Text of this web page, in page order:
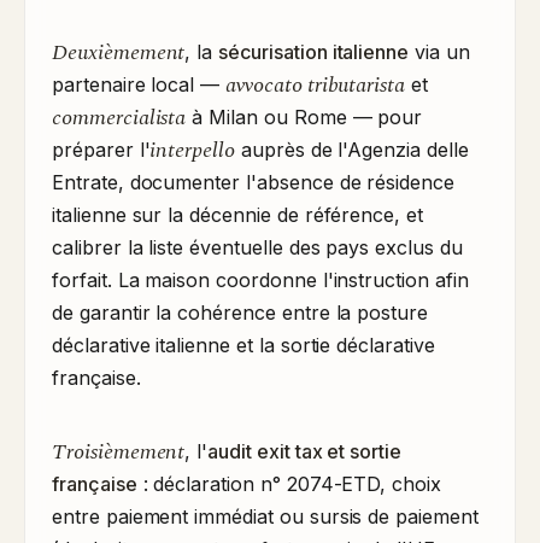
Deuxièmement, la sécurisation italienne via un
partenaire local —avvocato tributarista et
commercialista à Milan ou Rome — pour
préparer l'interpello auprès de l'Agenzia delle
Entrate, documenter l'absence de résidence
italienne sur la décennie de référence, et
calibrer la liste éventuelle des pays exclus du
forfait. La maison coordonne l'instruction afin
de garantir la cohérence entre la posture
déclarative italienne et la sortie déclarative
française.
Troisièmement, l'audit exit tax et sortie
française : déclaration n° 2074-ETD, choix
entre paiement immédiat ou sursis de paiement